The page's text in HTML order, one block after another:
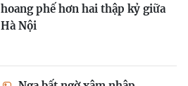
hoang phế hơn hai thập kỷ giữa
Hà Nội